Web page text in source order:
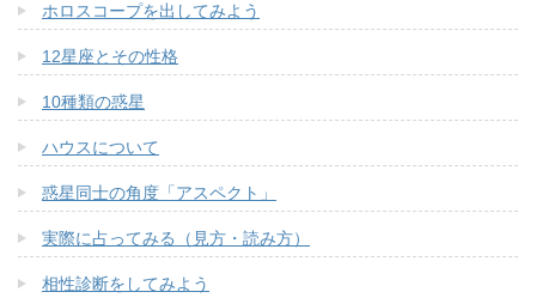
ホロスコープを出してみよう
12星座とその性格
10種類の惑星
ハウスについて
惑星同士の角度「アスペクト」
実際に占ってみる（見方・読み方）
相性診断をしてみよう